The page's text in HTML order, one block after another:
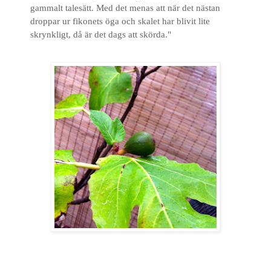
gammalt talesätt. Med det menas att när det nästan
droppar ur fikonets öga och skalet har blivit lite
skrynkligt, då är det dags att skörda."